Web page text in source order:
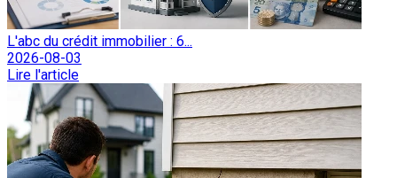
L'abc du crédit immobilier : 6...
2026-08-03
Lire l'article